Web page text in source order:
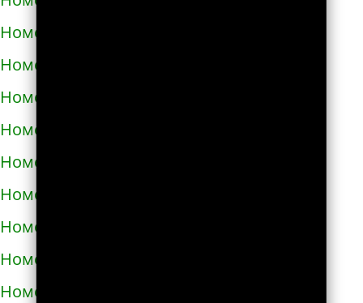
Номера телефонов такси в Карловке
Номера телефонов такси в Каховке
Номера телефонов такси в Киверцах
Номера телефонов такси в Киеве
Номера телефонов такси в Килие
Номера телефонов такси в Ковеле
Номера телефонов такси в Коломые
Номера телефонов такси в Конотопе
Номера телефонов такси в Коростене